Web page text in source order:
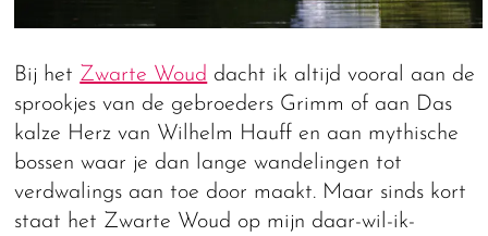
Bij het Zwarte Woud dacht ik altijd vooral aan de
sprookjes van de gebroeders Grimm of aan Das
kalze Herz van Wilhelm Hauff en aan mythische
bossen waar je dan lange wandelingen tot
verdwalings aan toe door maakt. Maar sinds kort
staat het Zwarte Woud op mijn daar-wil-ik-